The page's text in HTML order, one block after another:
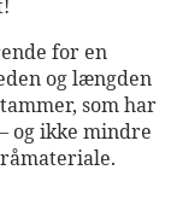
for en
og længden
som har
og ikke mindre